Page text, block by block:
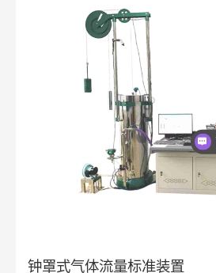
钟罩式气体流量标准装置